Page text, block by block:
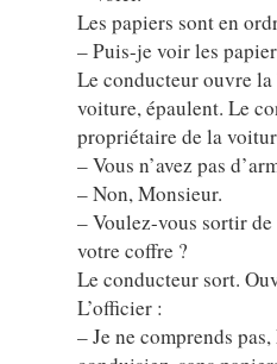
Les papiers sont en
– Puis-je voir les
Le conducteur ouvre
voiture, épaulent. Le
propriétaire de la
– Vous n’avez pas
– Non, Monsieur.
– Voulez-vous sortir
votre coffre ?
Le conducteur sort.
L’officier :
– Je ne comprends